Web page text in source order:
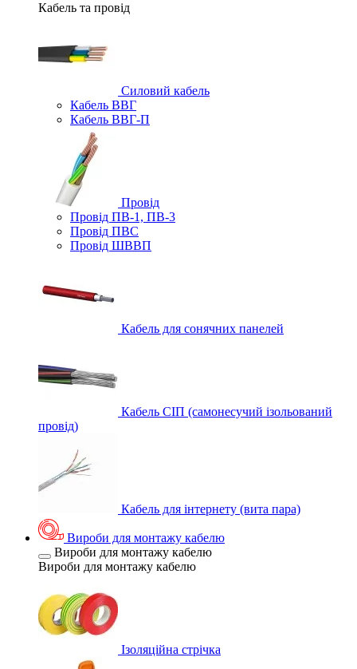
Кабель та провід
Силовий кабель
Кабель ВВГ
Кабель ВВГ-П
Провід
Провід ПВ-1, ПВ-3
Провід ПВС
Провід ШВВП
Кабель для сонячних панелей
Кабель СІП (самонесучий ізольований
провід)
Кабель для інтернету (вита пара)
Вироби для монтажу кабелю
Вироби для монтажу кабелю
Вироби для монтажу кабелю
Ізоляційна стрічка